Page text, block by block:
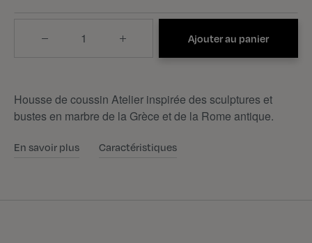
Ajouter au panier
Housse de coussin Atelier inspirée des sculptures et
bustes en marbre de la Grèce et de la Rome antique.
En savoir plus Caractéristiques